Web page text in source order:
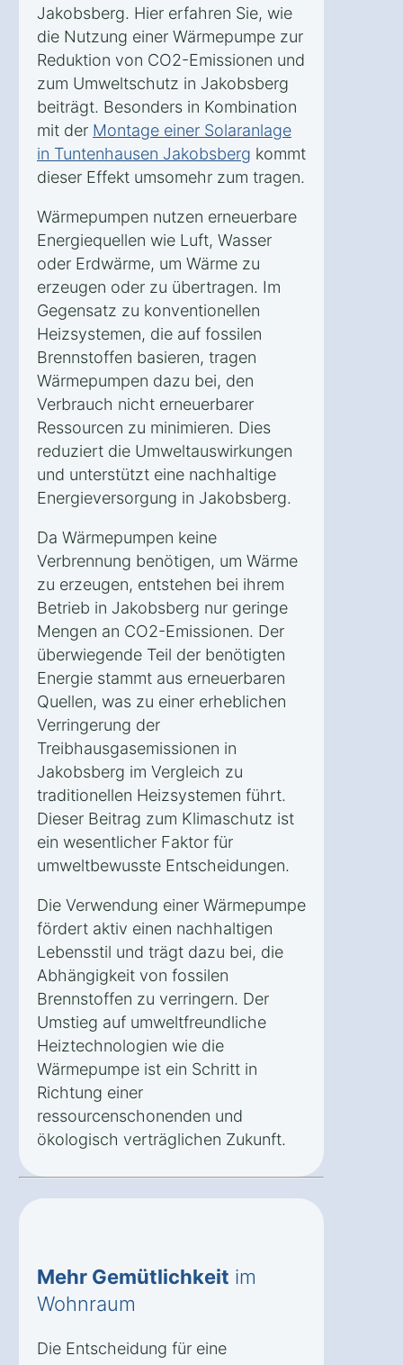
Jakobsberg. Hier erfahren Sie, wie
die Nutzung einer Wärmepumpe zur
Reduktion von CO2-Emissionen und
zum Umweltschutz in Jakobsberg
beiträgt. Besonders in Kombination
mit der Montage einer Solaranlage
in Tuntenhausen Jakobsberg kommt
dieser Effekt umsomehr zum tragen.
Wärmepumpen nutzen erneuerbare
Energiequellen wie Luft, Wasser
oder Erdwärme, um Wärme zu
erzeugen oder zu übertragen. Im
Gegensatz zu konventionellen
Heizsystemen, die auf fossilen
Brennstoffen basieren, tragen
Wärmepumpen dazu bei, den
Verbrauch nicht erneuerbarer
Ressourcen zu minimieren. Dies
reduziert die Umweltauswirkungen
und unterstützt eine nachhaltige
Energieversorgung in Jakobsberg.
Da Wärmepumpen keine
Verbrennung benötigen, um Wärme
zu erzeugen, entstehen bei ihrem
Betrieb in Jakobsberg nur geringe
Mengen an CO2-Emissionen. Der
überwiegende Teil der benötigten
Energie stammt aus erneuerbaren
Quellen, was zu einer erheblichen
Verringerung der
Treibhausgasemissionen in
Jakobsberg im Vergleich zu
traditionellen Heizsystemen führt.
Dieser Beitrag zum Klimaschutz ist
ein wesentlicher Faktor für
umweltbewusste Entscheidungen.
Die Verwendung einer Wärmepumpe
fördert aktiv einen nachhaltigen
Lebensstil und trägt dazu bei, die
Abhängigkeit von fossilen
Brennstoffen zu verringern. Der
Umstieg auf umweltfreundliche
Heiztechnologien wie die
Wärmepumpe ist ein Schritt in
Richtung einer
ressourcenschonenden und
ökologisch verträglichen Zukunft.
Mehr Gemütlichkeit im
Wohnraum
Die Entscheidung für eine